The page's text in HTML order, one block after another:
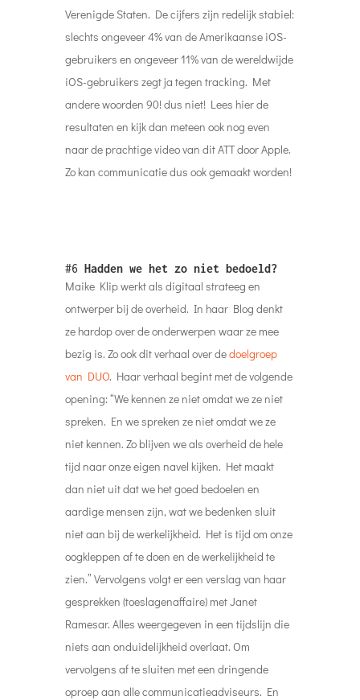
Verenigde Staten. De cijfers zijn redelijk stabiel:
slechts ongeveer 4% van de Amerikaanse iOS-
gebruikers en ongeveer 11% van de wereldwijde
iOS-gebruikers zegt ja tegen tracking. Met
andere woorden 90! dus niet! Lees hier de
resultaten en kijk dan meteen ook nog even
naar de prachtige video van dit ATT door Apple.
Zo kan communicatie dus ook gemaakt worden!
#6 Hadden we het zo niet bedoeld?
Maike Klip werkt als digitaal strateeg en
ontwerper bij de overheid. In haar Blog denkt
ze hardop over de onderwerpen waar ze mee
bezig is. Zo ook dit verhaal over dedoelgroep
van DUO. Haar verhaal begint met de volgende
opening: “We kennen ze niet omdat we ze niet
spreken. En we spreken ze niet omdat we ze
niet kennen. Zo blijven we als overheid de hele
tijd naar onze eigen navel kijken. Het maakt
dan niet uit dat we het goed bedoelen en
aardige mensen zijn, wat we bedenken sluit
niet aan bij de werkelijkheid. Het is tijd om onze
oogkleppen af te doen en de werkelijkheid te
zien.” Vervolgens volgt er een verslag van haar
gesprekken (toeslagenaffaire) met Janet
Ramesar. Alles weergegeven in een tijdslijn die
niets aan onduidelijkheid overlaat. Om
vervolgens af te sluiten met een dringende
oproep aan alle communicatieadviseurs. En